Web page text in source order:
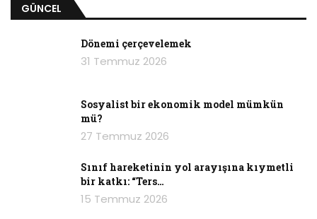
GÜNCEL
Dönemi çerçevelemek
31 Temmuz 2026
Sosyalist bir ekonomik model mümkün
mü?
27 Temmuz 2026
Sınıf hareketinin yol arayışına kıymetli
bir katkı: “Ters…
15 Temmuz 2026